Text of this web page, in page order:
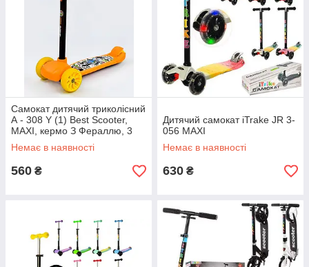
Самокат дитячий триколісний
А - 308 Y (1) Best Scooter,
MAXI, кермо З Фераллю, 3
колеса PU зі світлом, d = 12
см
Немає в наявності
560 ₴
Дитячий самокат iTrake JR 3-
056 MAXI
Немає в наявності
630 ₴